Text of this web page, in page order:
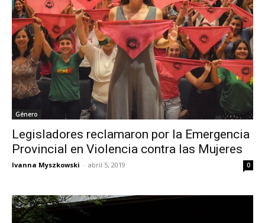
Género
Legisladores reclamaron por la Emergencia
Provincial en Violencia contra las Mujeres
Ivanna Myszkowski - abril 5, 2019 0